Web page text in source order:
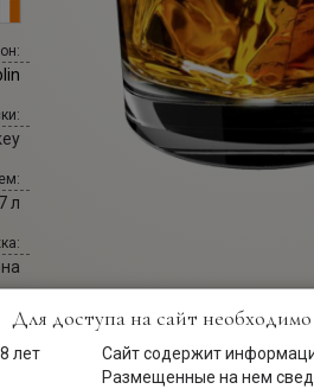
л
Для доступа на сайт
Сайт содержит
Размещенные на нем